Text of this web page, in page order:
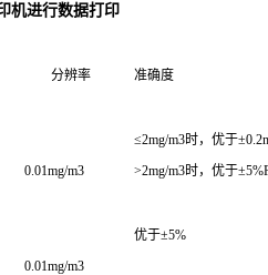
机进行数据打印
分辨率 准确度
0.01mg/m3
≤2mg/m3时，优于
>2mg/m3时，优于
0.01mg/m3
优于±5%